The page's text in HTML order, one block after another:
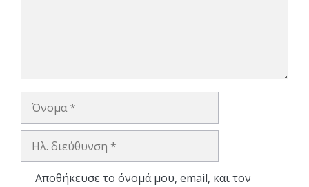
Όνομα
Ηλ.
Αποθήκευσε το όνομά μου, email, και τον